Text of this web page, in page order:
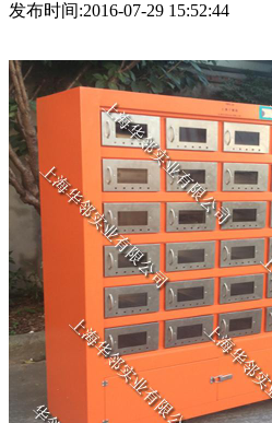
发布时间:2016-07-29 15:52:44